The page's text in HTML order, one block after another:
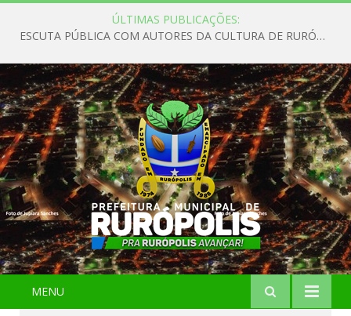
ÚLTIMAS PUBLICAÇÕES:
ESCUTA PÚBLICA COM AUTORES DA CULTURA DE RURÓPOLIS
MENU